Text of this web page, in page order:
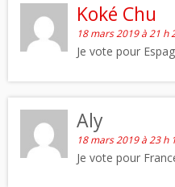
Koké Chu
18 mars 2019 à 21 h
Je vote pour
Aly
18 mars 2019 à 23 h
Je vote pour